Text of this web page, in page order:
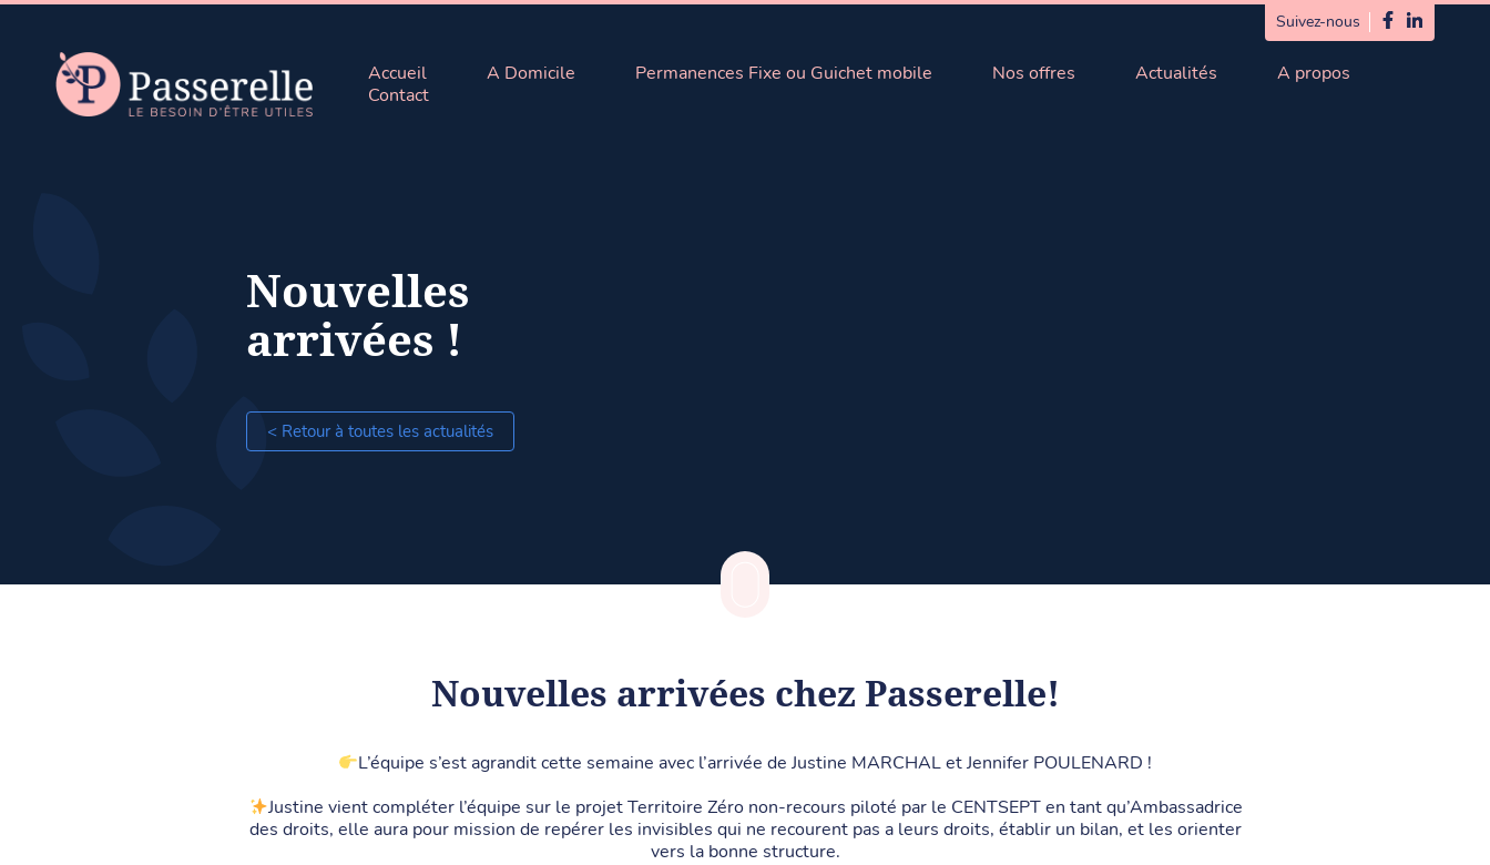
Suivez-nous
Accueil A Domicile Permanences Fixe ou Guichet mobile Nos offres Actualités
A propos
Contact
Nouvelles
arrivées !
< Retour à toutes les actualités
Nouvelles arrivées chez Passerelle!
L’équipe s’est agrandit cette semaine avec l’arrivée de Justine MARCHAL et Jennifer POULENARD !
Justine vient compléter l’équipe sur le projet Territoire Zéro non-recours piloté par le CENTSEPT en tant qu’Ambassadrice
des droits, elle aura pour mission de repérer les invisibles qui ne recourent pas a leurs droits, établir un bilan, et les orienter
vers la bonne structure.